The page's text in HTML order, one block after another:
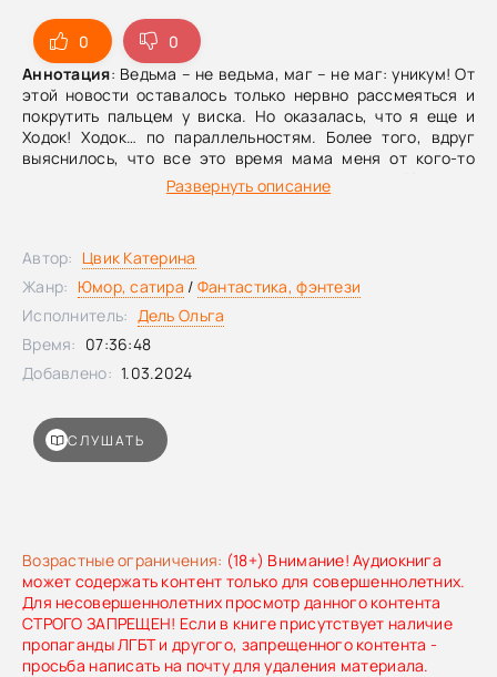
0
0
Аннотация: Ведьма – не ведьма, маг – не маг: уникум! От
этой новости оставалось только нервно рассмеяться и
покрутить пальцем у виска. Но оказалась, что я еще и
Ходок! Ходок… по параллельностям. Более того, вдруг
выяснилось, что все это время мама меня от кого-то
скрывала, потому что мне угрожала опасность... Но разве
могут какие-то там опасности напугать ведьму? Да я
Развернуть описание
Возрастные ограничения: (18+) Внимание! Аудиокнига
может содержать контент только для совершеннолетних.
Для несовершеннолетних просмотр данного контента
СТРОГО ЗАПРЕЩЕН! Если в книге присутствует наличие
пропаганды ЛГБТ и другого, запрещенного контента -
просьба написать на почту для удаления материала.
СЛУШАТЬ
Автор: Цвик Катерина
Жанр: Юмор, сатира / Фантастика, фэнтези
Исполнитель: Дель Ольга
Время: 07:36:48
Добавлено: 1.03.2024